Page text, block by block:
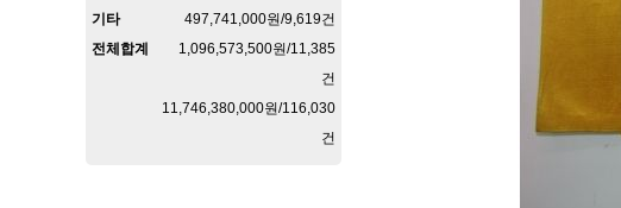
497,741,000원/9,619건
기타
1,096,573,500원/11,385
건
전체합계
11,746,380,000원/116,030
건